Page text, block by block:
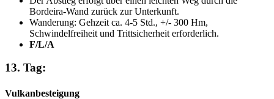
Bordeira-Wand zurück zur Unterkunft.
Wanderung: Gehzeit ca. 4-5 Std., +/- 300 Hm,
Schwindelfreiheit und Trittsicherheit erforderlich.
F/L/A
13. Tag:
Vulkanbesteigung